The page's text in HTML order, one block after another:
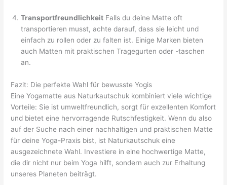
Transportfreundlichkeit Falls du deine Matte oft
transportieren musst, achte darauf, dass sie leicht und
einfach zu rollen oder zu falten ist. Einige Marken bieten
auch Matten mit praktischen Tragegurten oder -taschen
an.
Fazit: Die perfekte Wahl für bewusste Yogis
Eine Yogamatte aus Naturkautschuk kombiniert viele wichtige
Vorteile: Sie ist umweltfreundlich, sorgt für exzellenten Komfort
und bietet eine hervorragende Rutschfestigkeit. Wenn du also
auf der Suche nach einer nachhaltigen und praktischen Matte
für deine Yoga-Praxis bist, ist Naturkautschuk eine
ausgezeichnete Wahl. Investiere in eine hochwertige Matte,
die dir nicht nur beim Yoga hilft, sondern auch zur Erhaltung
unseres Planeten beiträgt.